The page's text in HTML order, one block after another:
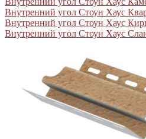
Внутренний угол Стоун Хаус
Внутренний угол Стоун Хаус
Внутренний угол Стоун Хаус